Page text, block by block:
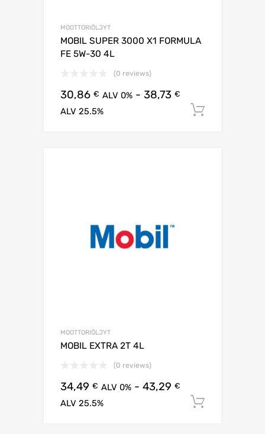
MOOTTORIÖLJYT
MOBIL SUPER 3000 X1 FORMULA
FE 5W-30 4L
(0 reviews)
30,86 € ALV 0% - 38,73 €
ALV 25.5%
MOOTTORIÖLJYT
MOBIL EXTRA 2T 4L
(0 reviews)
34,49 € ALV 0% - 43,29 €
ALV 25.5%